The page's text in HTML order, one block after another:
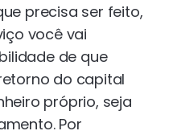
precisa ser feito,
você vai
de que
do capital
próprio, seja
Por